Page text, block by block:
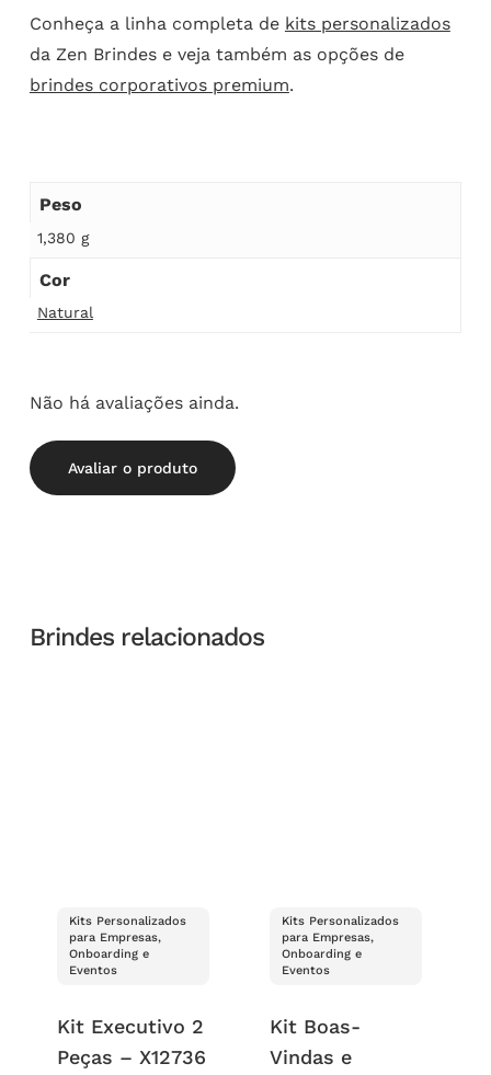
Conheça a linha completa de kits personalizados
da Zen Brindes e veja também as opções de
brindes corporativos premium.
Peso
1,380 g
Cor
Natural
Não há avaliações ainda.
Avaliar o produto
Brindes relacionados
Kits Personalizados
para Empresas,
Onboarding e
Eventos
Kit Executivo 2
Peças – X12736
Kits Personalizados
para Empresas,
Onboarding e
Eventos
Kit Boas-
Vindas e